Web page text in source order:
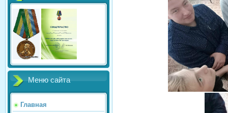
Меню сайта
Главная